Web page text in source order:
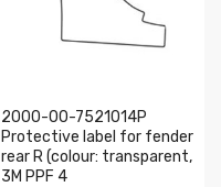
2000-00-7521014P
Protective label for fender
rear R (colour: transparent,
3M PPF 4